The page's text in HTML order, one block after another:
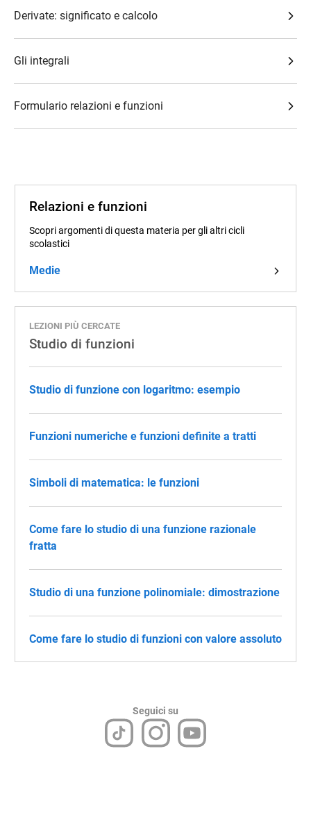
Derivate: significato e calcolo
Gli integrali
Formulario relazioni e funzioni
Relazioni e funzioni
Scopri argomenti di questa materia per gli altri cicli
scolastici
Medie
LEZIONI PIÙ CERCATE
Studio di funzioni
Studio di funzione con logaritmo: esempio
Funzioni numeriche e funzioni definite a tratti
Simboli di matematica: le funzioni
Come fare lo studio di una funzione razionale
fratta
Studio di una funzione polinomiale: dimostrazione
Come fare lo studio di funzioni con valore assoluto
Seguici su